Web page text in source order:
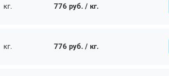
кг. 776 руб. / кг.
кг. 776 руб. / кг.